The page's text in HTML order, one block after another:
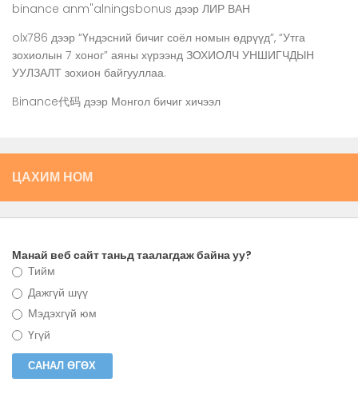
binance anm"alningsbonus дээр ЛИР ВАН
olx786 дээр “Үндэсний бичиг соёл номын өдрүүд”, “Утга
зохиолын 7 хоног” аяны хүрээнд ЗОХИОЛЧ УНШИГЧДЫН
УУЛЗАЛТ зохион байгууллаа.
Binance代码 дээр Монгол бичиг хичээл
ЦАХИМ НОМ
Манай веб сайт таньд таалагдаж байна уу?
Тийм
Дажгүй шүү
Мэдэхгүй юм
Үгүй